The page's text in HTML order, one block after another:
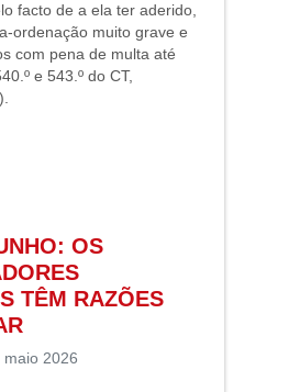
facto de a ela ter aderido,
ordenação muito grave e
com pena de multa até
e 543.º do CT,
OS
TÊM RAZÕES
maio 2026